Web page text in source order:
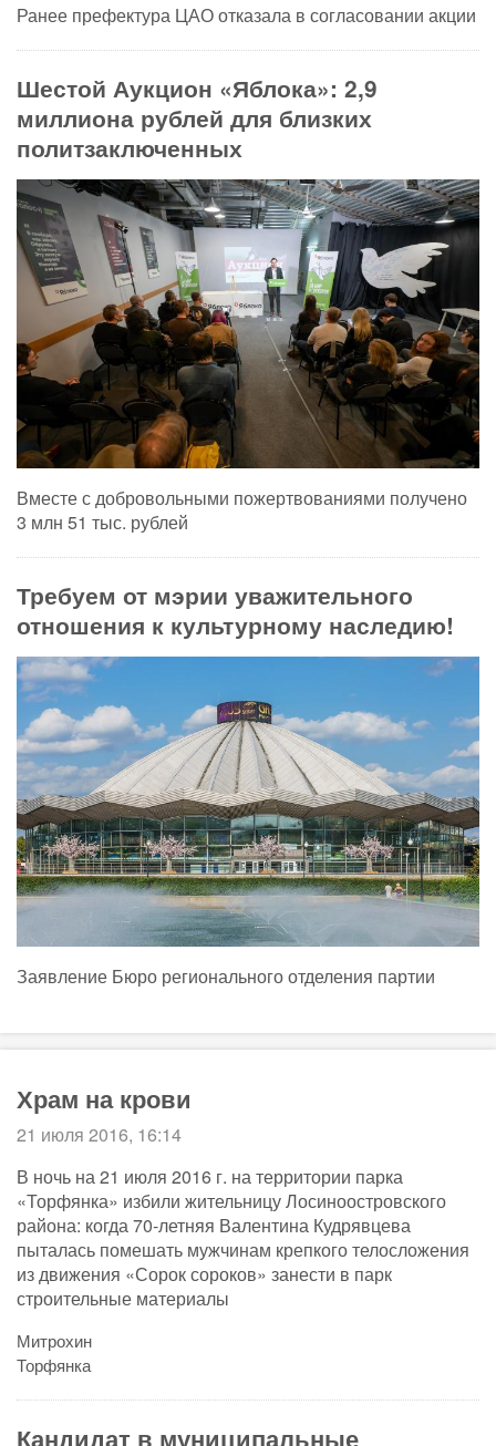
Ранее префектура ЦАО отказала в согласовании акции
Шестой Аукцион «Яблока»: 2,9
миллиона рублей для близких
политзаключенных
Вместе с добровольными пожертвованиями получено
3 млн 51 тыс. рублей
Требуем от мэрии уважительного
отношения к культурному наследию!
Заявление Бюро регионального отделения партии
Храм на крови
21 июля 2016, 16:14
В ночь на 21 июля 2016 г. на территории парка
«Торфянка» избили жительницу Лосиноостровского
района: когда 70-летняя Валентина Кудрявцева
пыталась помешать мужчинам крепкого телосложения
из движения «Сорок сороков» занести в парк
строительные материалы
Митрохин
Торфянка
Кандидат в муниципальные